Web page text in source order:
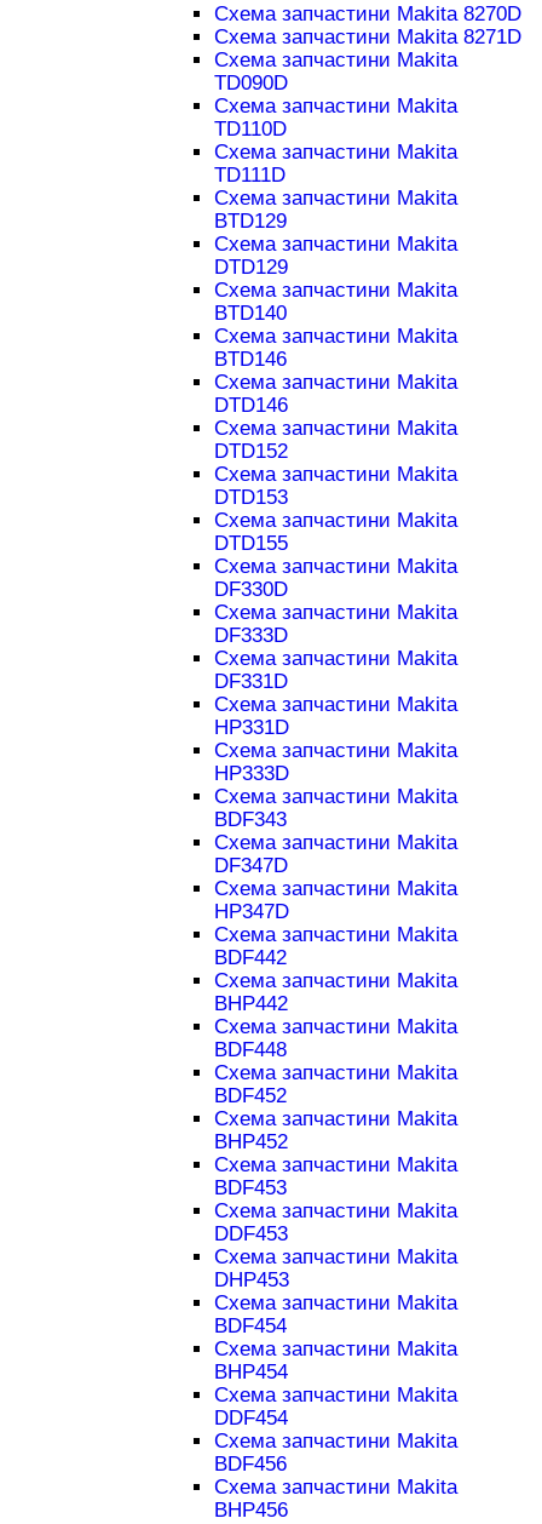
Схема запчастини Makita 8270D
Схема запчастини Makita 8271D
Схема запчастини Makita
TD090D
Схема запчастини Makita
TD110D
Схема запчастини Makita
TD111D
Схема запчастини Makita
BTD129
Схема запчастини Makita
DTD129
Схема запчастини Makita
BTD140
Схема запчастини Makita
BTD146
Схема запчастини Makita
DTD146
Схема запчастини Makita
DTD152
Схема запчастини Makita
DTD153
Схема запчастини Makita
DTD155
Схема запчастини Makita
DF330D
Схема запчастини Makita
DF333D
Схема запчастини Makita
DF331D
Схема запчастини Makita
HP331D
Схема запчастини Makita
HP333D
Схема запчастини Makita
BDF343
Схема запчастини Makita
DF347D
Схема запчастини Makita
HP347D
Схема запчастини Makita
BDF442
Схема запчастини Makita
BHP442
Схема запчастини Makita
BDF448
Схема запчастини Makita
BDF452
Схема запчастини Makita
BHP452
Схема запчастини Makita
BDF453
Схема запчастини Makita
DDF453
Схема запчастини Makita
DHP453
Схема запчастини Makita
BDF454
Схема запчастини Makita
BHP454
Схема запчастини Makita
DDF454
Схема запчастини Makita
BDF456
Схема запчастини Makita
BHP456